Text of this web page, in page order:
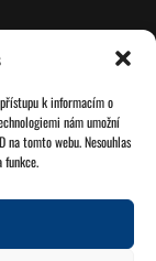
k informacím o
nám umožní
na tomto webu. Nesouhlas
funkce.